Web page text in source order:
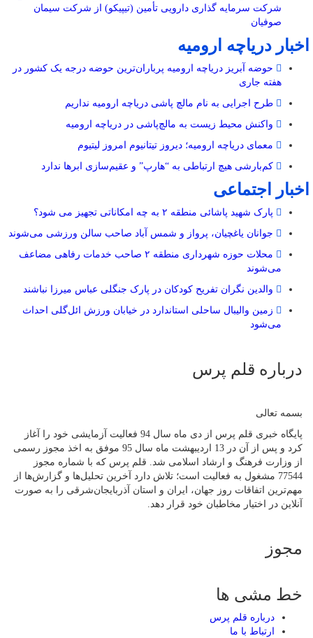
شرکت سرمایه گذاری دارویی تأمین (تیپیکو) از شرکت سیمان
صوفیان
اخبار دریاچه ارومیه
حوضه آبریز دریاچه ارومیه پرباران‌ترین حوضه‌ درجه یک کشور در
هفته جاری
طرح اجرایی به نام مالچ پاشی دریاچه ارومیه نداریم
واکنش محیط زیست به مالچ‌پاشی در دریاچه ارومیه
معمای دریاچه ارومیه؛ دیروز تیتانیوم امروز لیتیوم
کم‌بارشی هیچ ارتباطی به “هارپ” و عقیم‌سازی ابرها ندارد
اخبار اجتماعی
پارک شهید پاشائی منطقه ۲ به چه امکاناتی تجهیز می شود؟
جوانان یاغچیان، پرواز و شمس آباد صاحب سالن ورزشی می‌شوند
محلات حوزه شهرداری منطقه ۲ صاحب خدمات رفاهی مضاعف
می‌شوند
والدین نگران تفریح کودکان در پارک جنگلی عباس میرزا نباشند
زمین والیبال ساحلی استاندارد در خیابان ورزش ائل‌گلی احداث
می‌شود
درباره قلم پرس
بسمه تعالی
پایگاه خبری قلم پرس از دی ماه سال 94 فعالیت آزمایشی خود را آغاز
کرد و پس از آن در 13 اردیبهشت ماه سال 95 موفق به اخذ مجوز رسمی
از وزارت فرهنگ و ارشاد اسلامی شد. قلم پرس که با شماره مجوز
77544 مشغول به فعالیت است؛ تلاش دارد آخرین تحلیل‌ها و گزارش‌ها از
مهم‌ترین اتفاقات روز جهان، ایران و استان آذربایجان‌شرقی را به صورت
آنلاین در اختیار مخاطبان خود قرار دهد.
مجوز
خط مشی ها
درباره قلم پرس
ارتباط با ما